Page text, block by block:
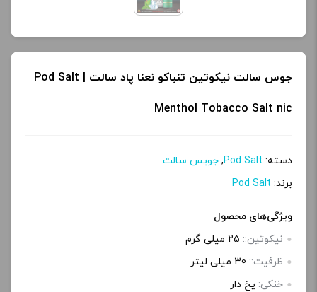
جوس سالت نیکوتین تنباکو نعنا پاد سالت | Pod Salt
Menthol Tobacco Salt nic
دسته: Pod Salt
, جویس سالت
برند: Pod Salt
ویژگی‌های محصول
نیکوتین:: 25 میلی گرم
ظرفیت:: 30 میلی‌ لیتر
خنکی: یخ دار